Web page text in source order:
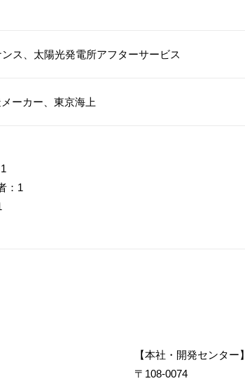
ス、太陽光発電所アフターサービス
ーカー、東京海上
：1
【本社・開発センター】
〒108-0074